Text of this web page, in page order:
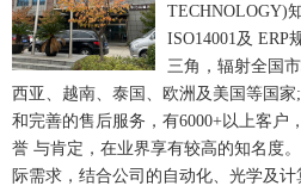
TECHNOLOGY)
ISO14001及 ERP
三角，辐射全国
西亚、越南、泰国、欧洲及美国等国
和完善的售后服务，有6000+以上客户
誉 与肯定，在业界享有较高的知名度。
际需求，结合公司的自动化、光学及